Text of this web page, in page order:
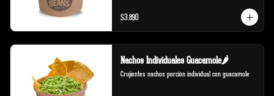
$3.890
Nachos Individuales Guacamole🌶️
Crujientes nachos porción individual con guacamole